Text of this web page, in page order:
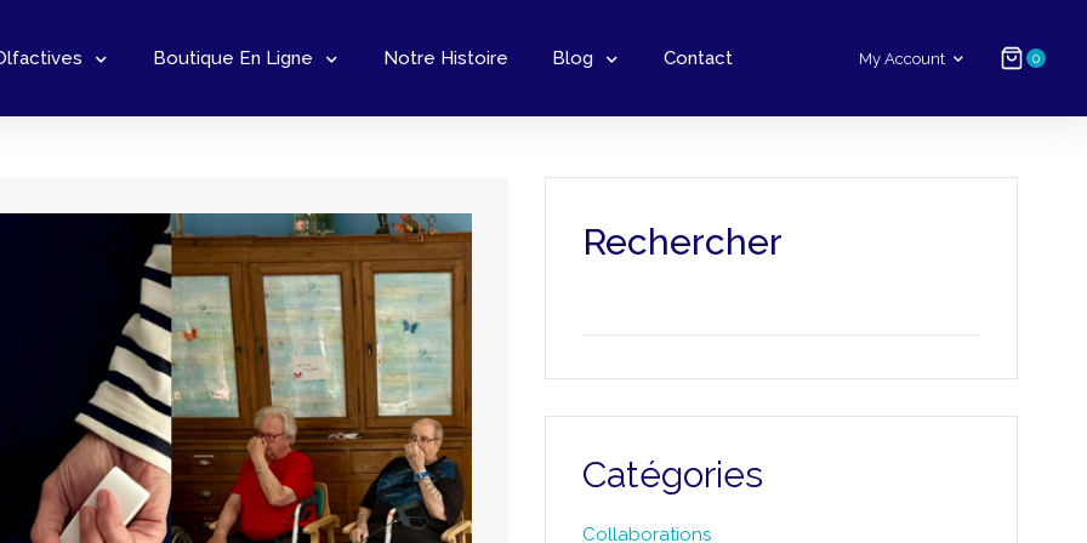
Boutique En Ligne Notre Histoire Blog Contact My Account 0
Rechercher
Catégories
Collaborations